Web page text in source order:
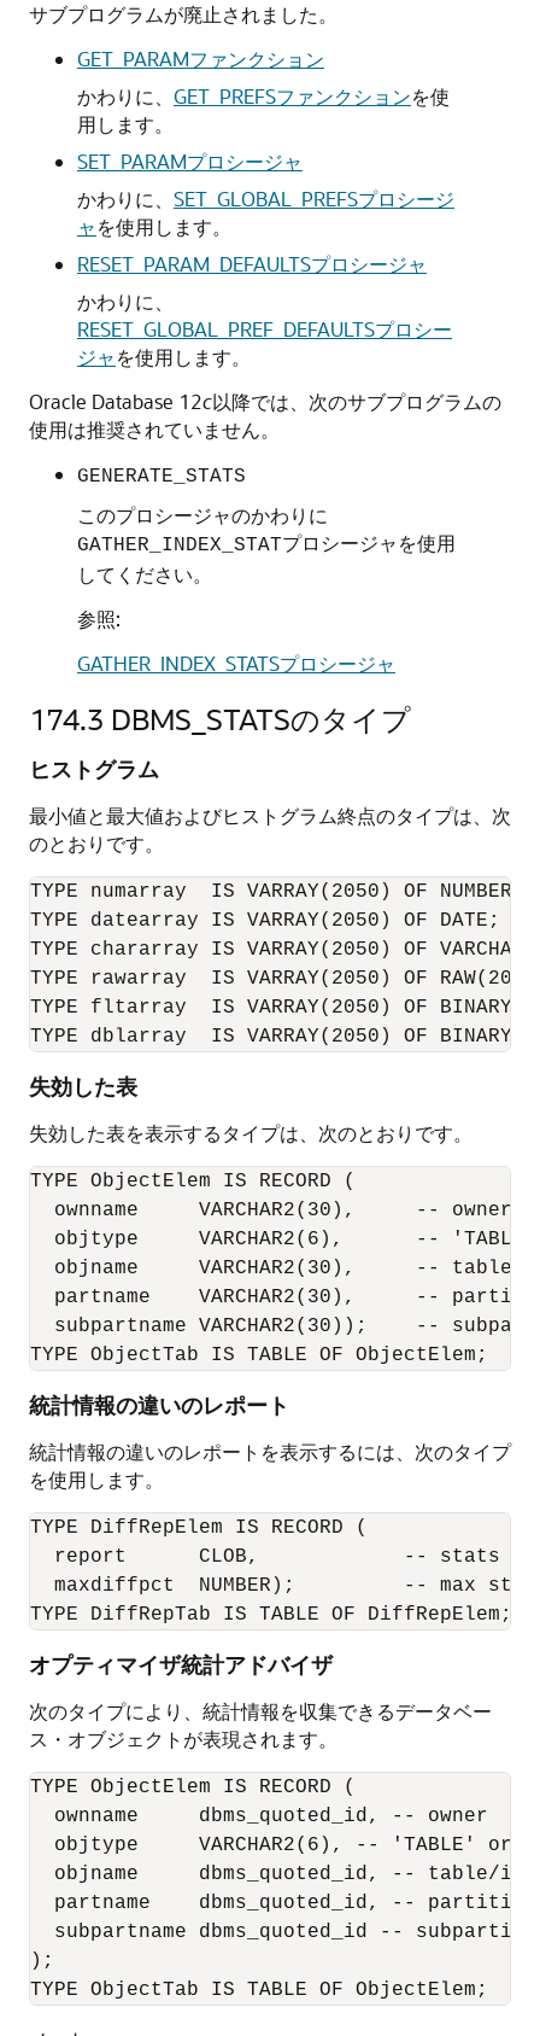
サブプログラムが廃止されました。
GET_PARAMファンクション
かわりに、 GET_PREFSファンクションを使
用します。
SET_PARAMプロシージャ
かわりに、 SET_GLOBAL_PREFSプロシージ
ャを使用します。
RESET_PARAM_DEFAULTSプロシージャ
かわりに、
RESET_GLOBAL_PREF_DEFAULTSプロシー
ジャを使用します。
Oracle Database 12c以降では、次のサブプログラムの
使用は推奨されていません。
GENERATE_STATS
このプロシージャのかわりに
GATHER_INDEX_STATプロシージャを使用
してください。
参照:
GATHER_INDEX_STATSプロシージャ
174.3 DBMS_STATSのタイプ
ヒストグラム
最小値と最大値およびヒストグラム終点のタイプは、次
のとおりです。
TYPE numarray  IS VARRAY(2050) OF NUMBER;
TYPE datearray IS VARRAY(2050) OF DATE;
TYPE chararray IS VARRAY(2050) OF
TYPE rawarray  IS VARRAY(2050) OF
TYPE fltarray  IS VARRAY(2050) OF
失効した表
失効した表を表示するタイプは、次のとおりです。
TYPE ObjectElem IS RECORD (
  ownname     VARCHAR2(30),     -- owner
objtype     VARCHAR2(6),      --
objname     VARCHAR2(30),     -- table/
partname    VARCHAR2(30),     --
subpartname VARCHAR2(30));    --
統計情報の違いのレポート
統計情報の違いのレポートを表示するには、次のタイプ
を使用します。
TYPE DiffRepElem IS RECORD (
report      CLOB,            -- stats
maxdiffpct  NUMBER);         -- max
TYPE DiffRepTab IS TABLE OF DiffRepElem;
オプティマイザ統計アドバイザ
次のタイプにより、統計情報を収集できるデータベー
ス・オブジェクトが表現されます。
TYPE ObjectElem IS RECORD (
  ownname     dbms_quoted_id, -- owner
objtype     VARCHAR2(6), -- 'TABLE' or
objname     dbms_quoted_id, -- table/
  partname    dbms_quoted_id, -- partition
subpartname dbms_quoted_id --
);
TYPE ObjectTab IS TABLE OF ObjectElem;